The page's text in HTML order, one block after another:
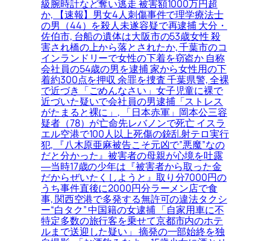
級腕時計など奪い逃走 被害額1000万円超
か, 【速報】男女4人刺傷事件で理学療法士
の男（44）を殺人未遂容疑で再逮捕 大分・
佐伯市, 台船の遺体は大阪市の53歳女性 殺
害され橋の上から落とされたか, 千葉市のコ
インランドリーで女性の下着を窃盗か 自称
会社員の54歳の男を逮捕 家から女性用の下
着約300点を押収 余罪を捜査 千葉県警, 全裸
で近づき「ごめんなさい」女子児童に裸で
近づいた疑いで会社員の男逮捕「ストレス
がたまると裸に」, 「日本赤軍」岡本公三容
疑者（78）が亡命先レバノンで死亡 イスラ
エル空港で100人以上死傷の銃乱射テロ実行
犯, 『八木原亜麻被告こそ元凶で”悪魔”なの
だと分かった』被害者の母親が心境を吐露
―当時17歳の少年は『被害者から取った金
だからぜいたくしようと』取り分7000円の
うち事件直後に2000円分ラーメン店で食
事, 関西空港で多発する無許可の違法タクシ
ー“白タク” 中国籍の女逮捕 「自家用車に不
特定多数の旅行客を乗せて京都市内のホテ
ルまで送迎した疑い」 摘発の一部始終を独